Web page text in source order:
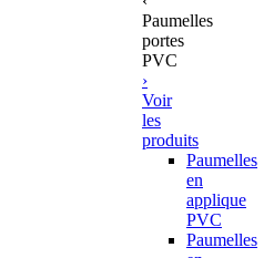
Paumelles
portes
PVC
›
Voir
les
produits
Paumelles
en
applique
PVC
Paumelles